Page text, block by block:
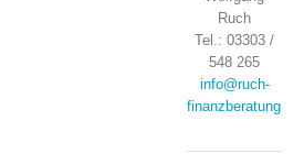
Ruch
Tel.: 03303 /
548 265
info@ruch-
finanzberatung.de